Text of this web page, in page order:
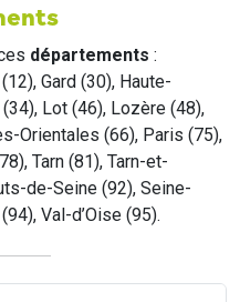
départements :
Gard (30), Haute-
Lot (46), Lozère (48),
Orientales (66), Paris (75),
Tarn (81), Tarn-et-
de-Seine (92), Seine-
Val-d’Oise (95).